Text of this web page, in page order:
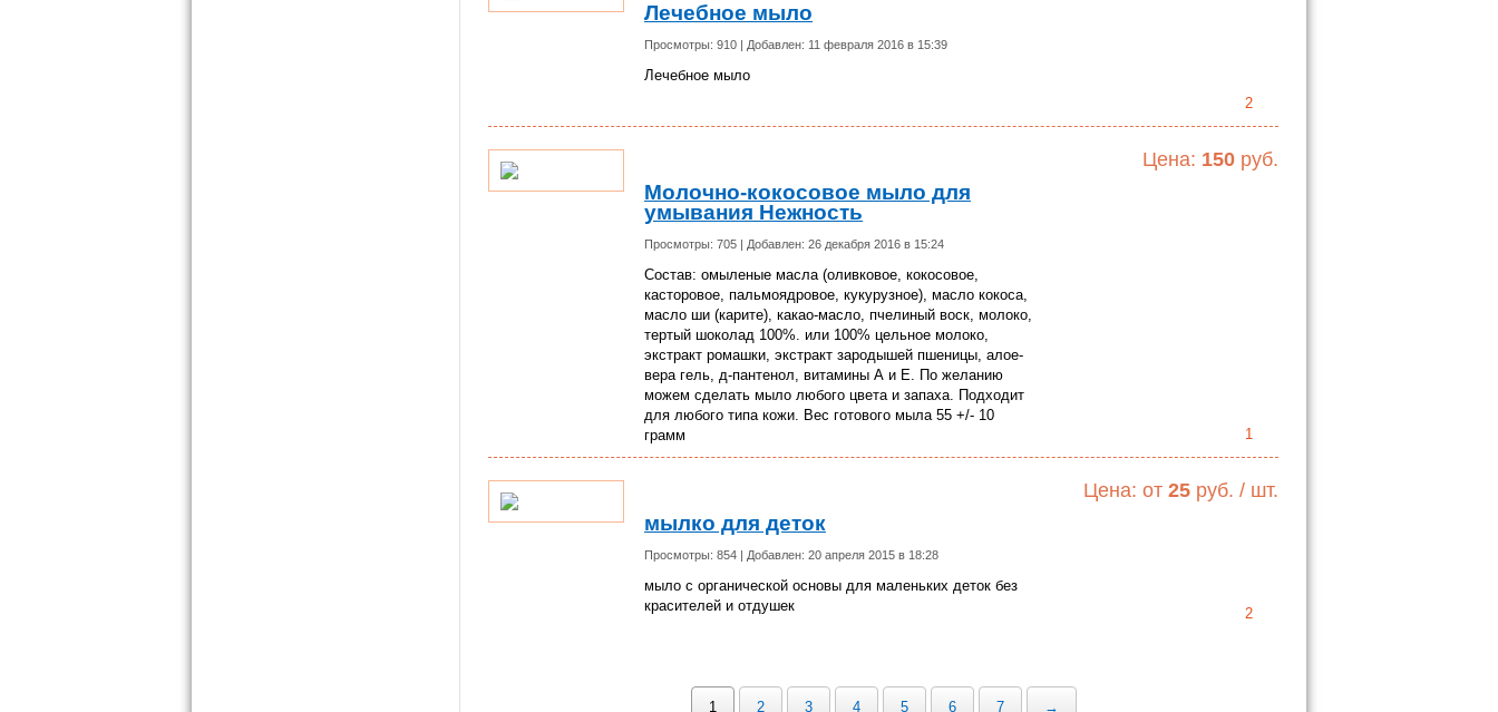
Лечебное мыло
Просмотры: 910 | Добавлен: 11 февраля 2016 в 15:39
Лечебное мыло
2
Молочно-кокосовое мыло для
умывания Нежность
Просмотры: 705 | Добавлен: 26 декабря 2016 в 15:24
Состав: омыленые масла (оливковое, кокосовое,
касторовое, пальмоядровое, кукурузное), масло кокоса,
масло ши (карите), какао-масло, пчелиный воск, молоко,
тертый шоколад 100%. или 100% цельное молоко,
экстракт ромашки, экстракт зародышей пшеницы, алое-
вера гель, д-пантенол, витамины А и Е. По желанию
можем сделать мыло любого цвета и запаха. Подходит
для любого типа кожи. Вес готового мыла 55 +/- 10
грамм
Цена: 150 руб.
1
мылко для деток
Просмотры: 854 | Добавлен: 20 апреля 2015 в 18:28
мыло с органической основы для маленьких деток без
красителей и отдушек
Цена: от 25 руб. / шт.
2
1 2 3 4 5 6 7 →